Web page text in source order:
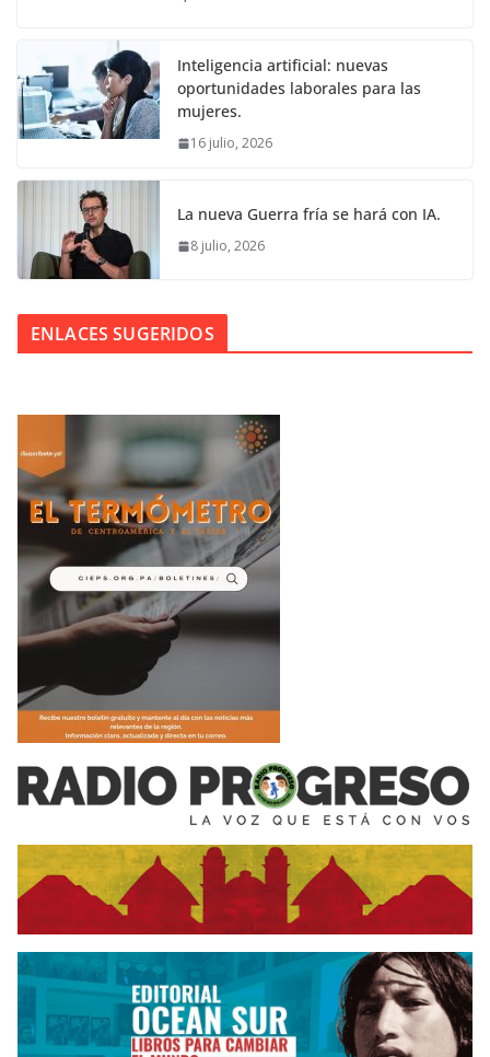
Inteligencia artificial: nuevas
oportunidades laborales para las
mujeres.
16 julio, 2026
La nueva Guerra fría se hará con IA.
8 julio, 2026
ENLACES SUGERIDOS